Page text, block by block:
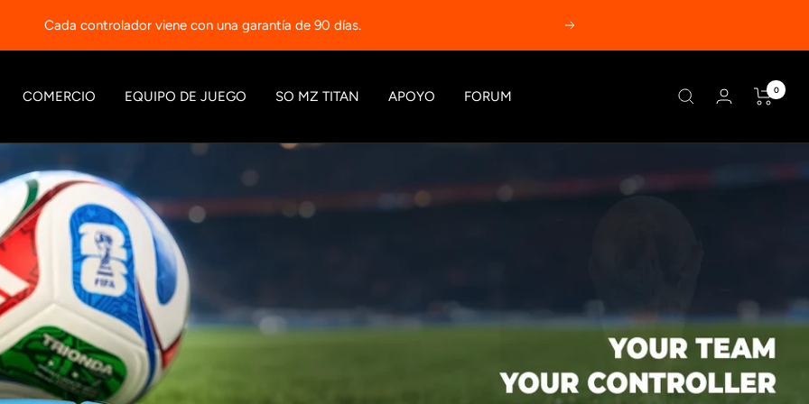
Cada controlador viene con una garantía de 90 días. Siguiente
COMERCIO EQUIPO DE JUEGO SO MZ TITAN APOYO FORUM 0